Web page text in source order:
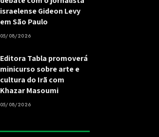
israelense Gideon Levy
em São Paulo
05/08/2026
Editora Tabla promoverá
minicurso sobre arte e
cultura do Irã com
Khazar Masoumi
05/08/2026